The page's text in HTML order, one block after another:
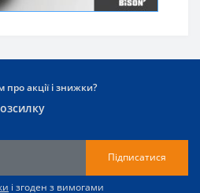
акції і знижки?
Підписатися
і згоден з вимогами